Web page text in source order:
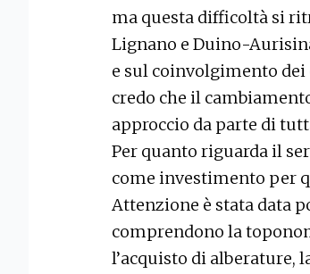
ma questa difficoltà si
Lignano e Duino-
e sul coinvolgimento
credo che il
approccio da parte di
Per quanto riguarda il
come investimento per
Attenzione è stata data
comprendono la
l’acquisto di alberature,